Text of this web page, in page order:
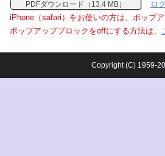
PDFダウンロード（13.4 MB）
ロ
iPhone（safari）をお使いの方は、ポップ
ポップアップブロックをoffにする方法は、
Copyright (C) 1959-